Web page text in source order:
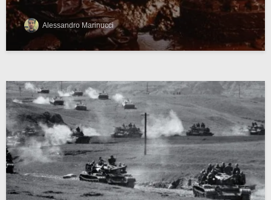
Alessandro Marinucci